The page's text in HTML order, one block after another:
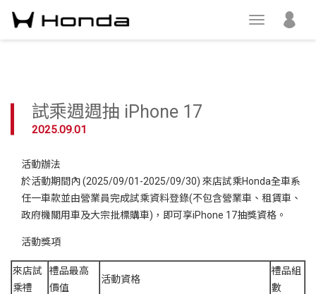
試乘週週抽 iPhone 17
2025.09.01
活動辦法
於活動期間內 (2025/09/01-2025/09/30) 來店試乘Honda全車系
任一車款並由營業員完成試乘資料登錄(不包含營業車、租賃車、
政府機關用車及大宗批標購車)，即可享iPhone 17抽獎資格。
活動獎項
來店試
乘禮
禮品最高
價值
活動資格
禮品組
數